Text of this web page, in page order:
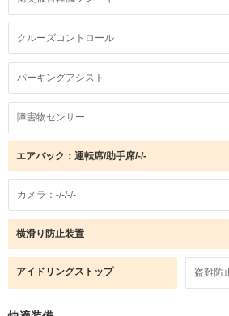
クルーズコントロール
パーキングアシスト
障害物センサー
エアバック：運転席/助手席/-/-
カメラ：-/-/-/-
横滑り防止装置
アイドリングストップ 盗難防